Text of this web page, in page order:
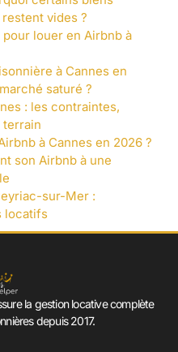
vides ?
louer en Airbnb à
à Cannes en
saturé ?
: les contraintes,
terrain
à Cannes en 2026 ?
son Airbnb à une
sur-Mer :
locatifs
la gestion locative complète
depuis 2017.